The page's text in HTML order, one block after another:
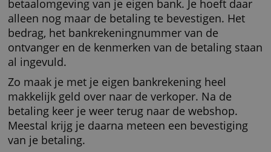
Zo’n driekwart van alle Nederlandse
biedt iDeal aan als betaalmethode. Als je
voor iDeal, word je doorgeleid naar de
betaalomgeving van je eigen bank. Je hoeft
alleen nog maar de betaling te bevestigen.
bedrag, het bankrekeningnummer van de
ontvanger en de kenmerken van de betaling
al ingevuld.